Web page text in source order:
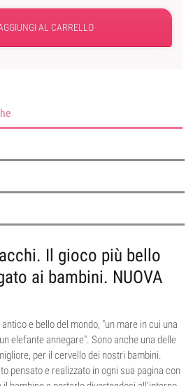
AL CARRELLO
Il gioco più bello
ai bambini. NUOVA
e bello del mondo, "un mare in cui una
elefante annegare". Sono anche una delle
per il cervello dei nostri bambini.
pensato e realizzato in ogni sua pagina con